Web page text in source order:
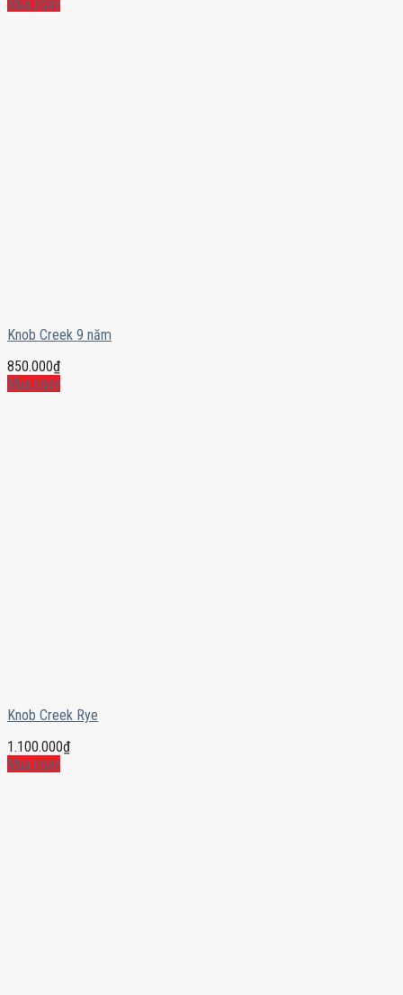
Mua ngay
Knob Creek 9 năm
850.000₫
Mua ngay
Knob Creek Rye
1.100.000₫
Mua ngay